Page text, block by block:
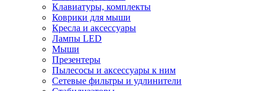
Клавиатуры, комплекты
Коврики для мыши
Кресла и аксессуары
Лампы LED
Мыши
Презентеры
Пылесосы и аксессуары к ним
Сетевые фильтры и удлинители